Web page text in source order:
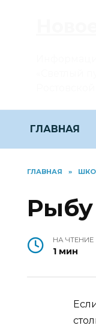
ГЛАВНАЯ
ГЛАВНАЯ »
НА ЧТЕНИЕ
1 мин